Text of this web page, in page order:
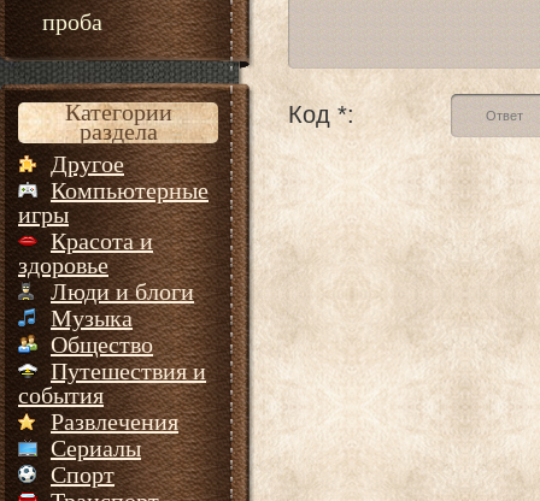
проба
Категории
раздела
Другое
Компьютерные
игры
Красота и
здоровье
Люди и блоги
Музыка
Общество
Путешествия и
события
Развлечения
Сериалы
Спорт
Код *: